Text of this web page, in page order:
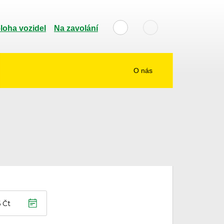
vozidel Na zavolání
O nás